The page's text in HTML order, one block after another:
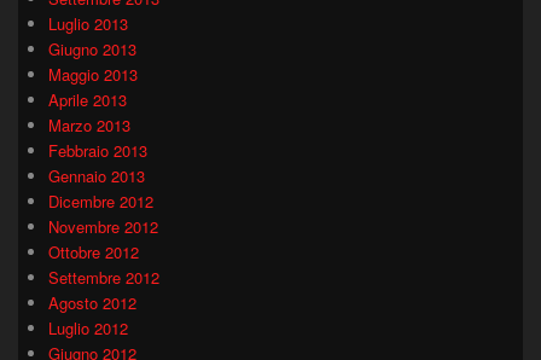
Luglio 2013
Giugno 2013
Maggio 2013
Aprile 2013
Marzo 2013
Febbraio 2013
Gennaio 2013
Dicembre 2012
Novembre 2012
Ottobre 2012
Settembre 2012
Agosto 2012
Luglio 2012
Giugno 2012